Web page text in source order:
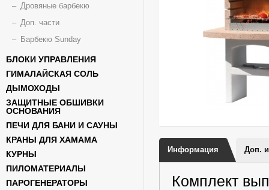
Информация Доп.
Комплект
Дровяные барбекю
Доп. части
Барбекю Sunday
БЛОКИ УПРАВЛЕНИЯ
ГИМАЛАЙСКАЯ СОЛЬ
ДЫМОХОДЫ
ЗАЩИТНЫЕ ОБШИВКИ
ОСНОВАНИЯ
ПЕЧИ ДЛЯ БАНИ И САУНЫ
КРАНЫ ДЛЯ ХАМАМА
КУРНЫ
ПИЛОМАТЕРИАЛЫ
ПАРОГЕНЕРАТОРЫ